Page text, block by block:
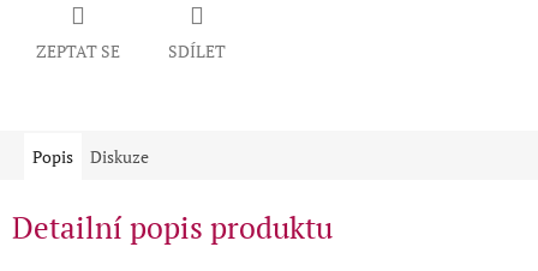
ZEPTAT SE SDÍLET
Popis Diskuze
Detailní popis produktu